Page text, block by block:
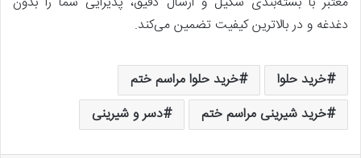
دغدغه و در بالاترین کیفیت تضمین می‌کند.
خرید حلوا
خرید حلوا مراسم ختم
خرید شیرینی مراسم ختم
دسر و شیرینی